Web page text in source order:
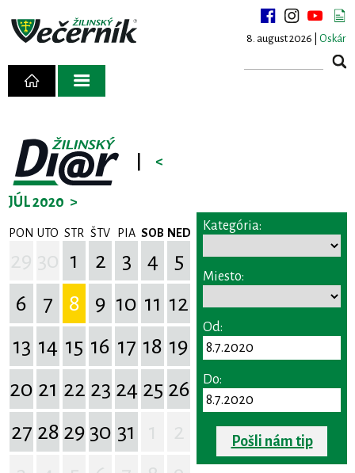
8. august 2026 | Oskár
<
JÚL 2020 >
PON UTO STR ŠTV PIA SOB NED
1 2 3 4
5
6
7 8 9 10 11 12
13 14 15 16 17 18 19
20 21 22 23 24 25 26
27 28 29 30 31
Kategória:
Miesto:
Od:
Do:
Pošli nám tip